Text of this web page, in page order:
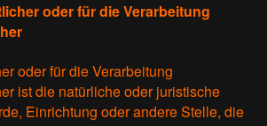
oder für die Verarbeitung
oder für die Verarbeitung
ist die natürliche oder juristische
Einrichtung oder andere Stelle, die